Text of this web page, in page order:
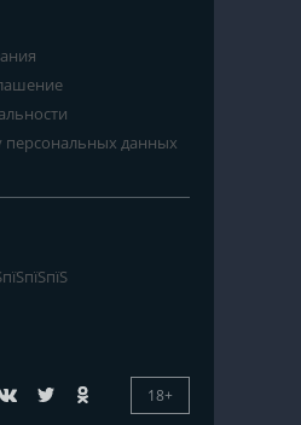
персональных данных
18+